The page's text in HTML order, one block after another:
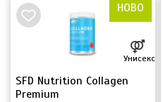
НОВО
SFD Nutrition Collagen
Premium
Унисекс